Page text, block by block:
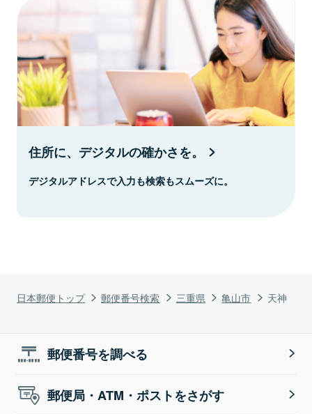
日本郵便トップ 郵便番号検索 三重県 亀山市 天神
住所に、デジタルの確かさを。
デジタルアドレスで入力も検索もスムーズに。
郵便番号を調べる
郵便局・ATM・ポストをさがす